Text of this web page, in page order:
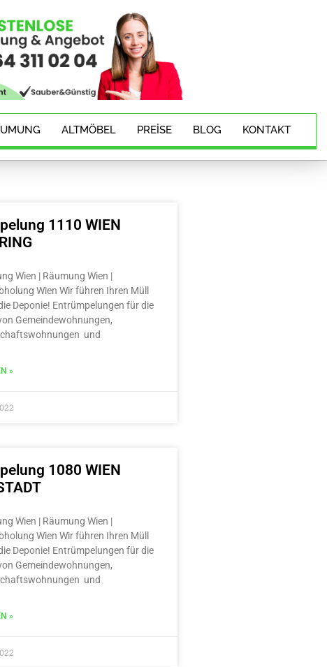
ALTMÖBEL PREISE BLOG KONTAKT
1110 WIEN
Wien | Räumung Wien |
Wien Wir führen Ihren Müll
Deponie! Entrümpelungen für die
Gemeindewohnungen,
und
»
1080 WIEN
Wien | Räumung Wien |
Wien Wir führen Ihren Müll
Deponie! Entrümpelungen für die
Gemeindewohnungen,
und
»